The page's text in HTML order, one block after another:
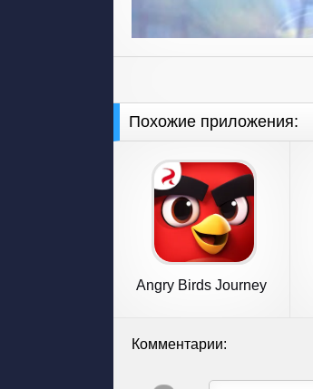
Похожие приложения:
Angry Birds Journey
Комментарии: